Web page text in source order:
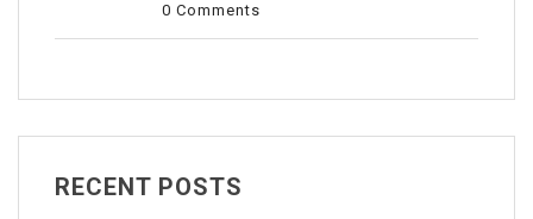
0 Comments
RECENT POSTS